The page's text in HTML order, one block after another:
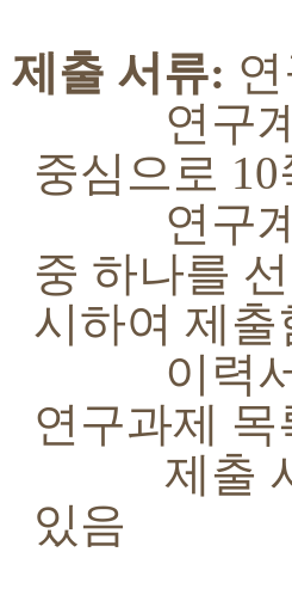
제출 서류:
연구계획
중심으로 10
연구계
중 하나를
시하여 제출
이력서
연구과제
제출 서류
있음